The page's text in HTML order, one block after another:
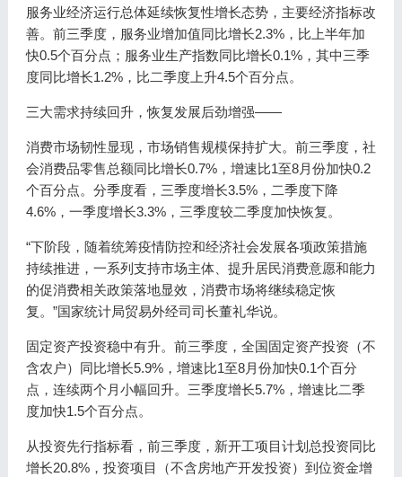
服务业经济运行总体延续恢复性增长态势，主要经济指标改
善。前三季度，服务业增加值同比增长2.3%，比上半年加
快0.5个百分点；服务业生产指数同比增长0.1%，其中三季
度同比增长1.2%，比二季度上升4.5个百分点。
三大需求持续回升，恢复发展后劲增强——
消费市场韧性显现，市场销售规模保持扩大。前三季度，社
会消费品零售总额同比增长0.7%，增速比1至8月份加快0.2
个百分点。分季度看，三季度增长3.5%，二季度下降
4.6%，一季度增长3.3%，三季度较二季度加快恢复。
“下阶段，随着统筹疫情防控和经济社会发展各项政策措施
持续推进，一系列支持市场主体、提升居民消费意愿和能力
的促消费相关政策落地显效，消费市场将继续稳定恢
复。”国家统计局贸易外经司司长董礼华说。
固定资产投资稳中有升。前三季度，全国固定资产投资（不
含农户）同比增长5.9%，增速比1至8月份加快0.1个百分
点，连续两个月小幅回升。三季度增长5.7%，增速比二季
度加快1.5个百分点。
从投资先行指标看，前三季度，新开工项目计划总投资同比
增长20.8%，投资项目（不含房地产开发投资）到位资金增